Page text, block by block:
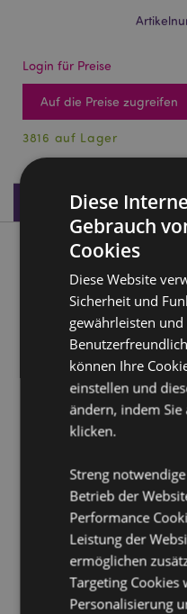
Login für Preise
Auf die Preise zugreifen
3816 auf Lager
Produktdaten
Produktbeschreibung
FANS Eis Handventilator
Material:Kunststoff
CE/UKCA
Nicht geeignet für:0
EN71:Ja
Möchten Sie mehr
erfahren?Dann
Produktattribute
Höhe 14cm
Diese
Gebrauch
Cookies
Diese Website
Sicherheit und
gewährleisten und
können Ihre
einstellen und
ändern, indem Sie
klicken.
Streng
Betrieb der
Performance
Leistung der
ermöglichen
Targeting Cookies
Personalisierung